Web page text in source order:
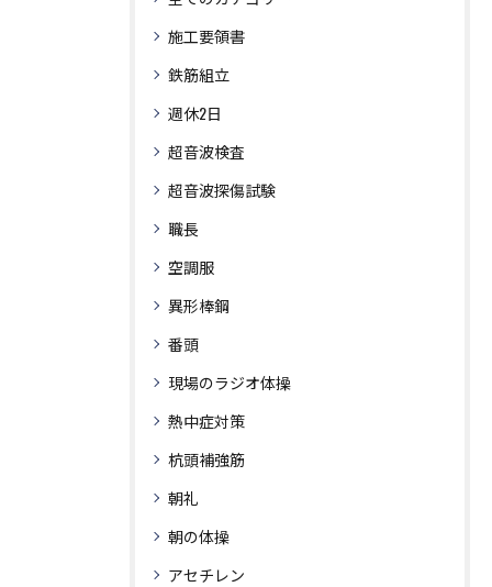
施工要領書
鉄筋組立
週休2日
超音波検査
超音波探傷試験
職長
空調服
異形棒鋼
番頭
現場のラジオ体操
熱中症対策
杭頭補強筋
朝礼
朝の体操
アセチレン